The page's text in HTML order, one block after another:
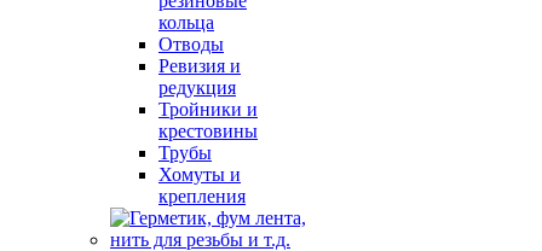
кольца
Отводы
Ревизия и
редукция
Тройники и
крестовины
Трубы
Хомуты и
крепления